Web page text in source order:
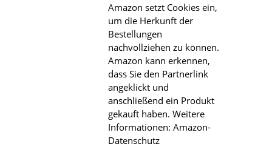
Amazon setzt Cookies ein,
um die Herkunft der
Bestellungen
nachvollziehen zu können.
Amazon kann erkennen,
dass Sie den Partnerlink
angeklickt und
anschließend ein Produkt
gekauft haben. Weitere
Informationen: Amazon-
Datenschutz